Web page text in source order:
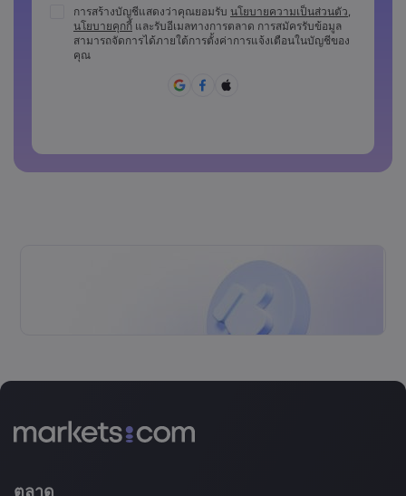
รหัสผ่านต้องมีตัวพิมพ์ใหญ่อย่างน้อย 1 ตัว
รหัสผ่านต้องมีตัวพิมพ์เล็กอย่างน้อย 1 ตัว
รหัสผ่านจะต้องประกอบด้วย ~!@#£%^&amp;*()_-
+=:;&lt;&lt;&gt;{{,[[]?,.
ไม่สามารถใช้รหัสผ่านที่คาดเดาง่าย
การสร้างบัญชีแสดงว่าคุณยอมรับ นโยบายความเป็นส่วนตัว,
นโยบายคุกกี้ และรับอีเมลทางการตลาด การสมัครรับข้อมูล
สามารถจัดการได้ภายใต้การตั้งค่าการแจ้งเตือนในบัญชีของ
คุณ
ตลาด